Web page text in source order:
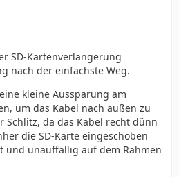
SD-Kartenverlängerung
nach der einfachste Weg.
kleine Aussparung am
um das Kabel nach außen zu
da das Kabel recht dünn
die SD-Karte eingeschoben
und unauffällig auf dem Rahmen